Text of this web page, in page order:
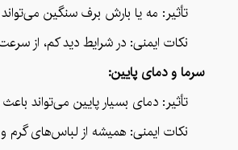
تأثیر: مه یا بارش برف سنگین می‌تواند
نکات ایمنی: در شرایط دید کم، از سرعت
سرما و دمای پایین:
تأثیر: دمای بسیار پایین می‌تواند باعث
نکات ایمنی: همیشه از لباس‌های گرم و